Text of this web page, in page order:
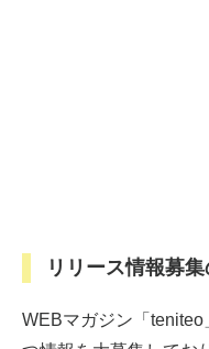
リリース情報募
WEBマガジン「